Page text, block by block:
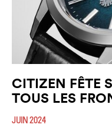
CITIZEN FÊTE
TOUS LES
JUIN 2024